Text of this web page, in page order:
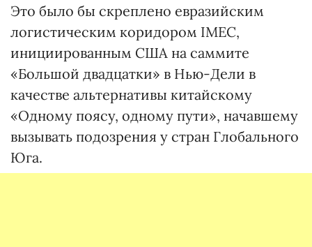
Это было бы скреплено евразийским
логистическим коридором IMEC,
инициированным США на саммите
«Большой двадцатки» в Нью-Дели в
качестве альтернативы китайскому
«Одному поясу, одному пути», начавшему
вызывать подозрения у стран Глобального
Юга.